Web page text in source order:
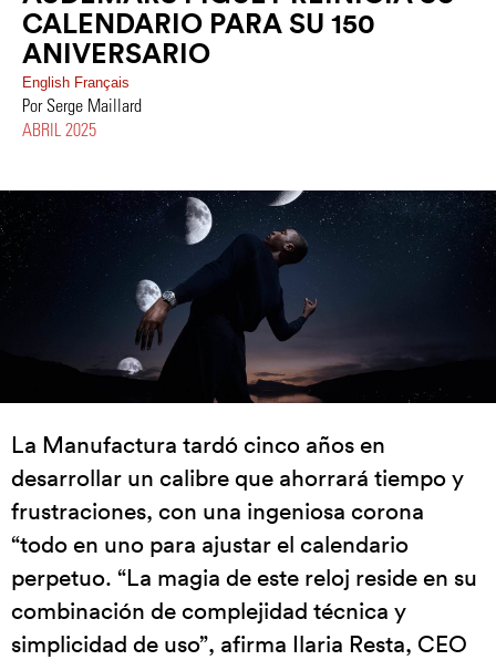
CALENDARIO PARA SU 150
ANIVERSARIO
English Français
Por Serge Maillard
ABRIL 2025
La Manufactura tardó cinco años en
desarrollar un calibre que ahorrará tiempo y
frustraciones, con una ingeniosa corona
“todo en uno para ajustar el calendario
perpetuo. “La magia de este reloj reside en su
combinación de complejidad técnica y
simplicidad de uso”, afirma Ilaria Resta, CEO